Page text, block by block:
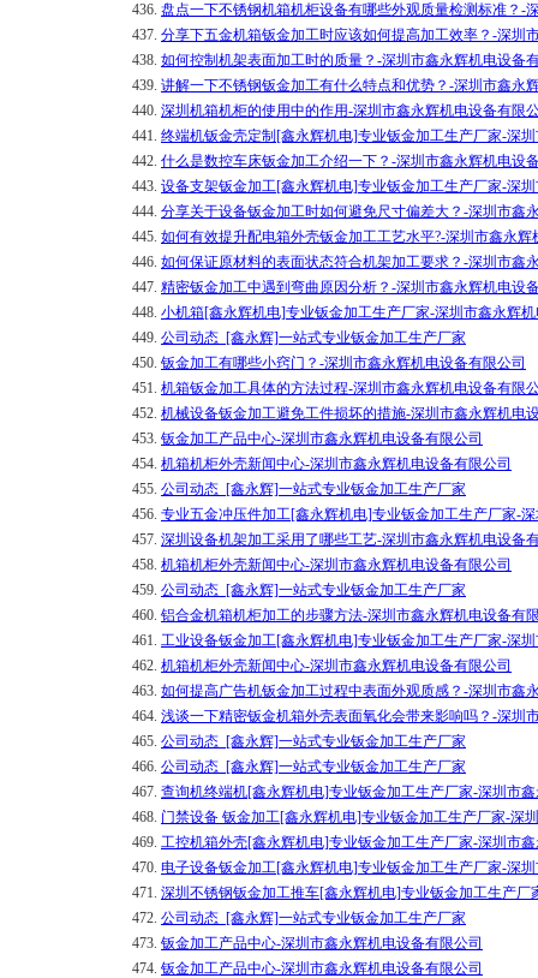
436. 盘点一下不锈钢机箱机柜设备有哪些外观质量检测标准？-
437. 分享下五金机箱钣金加工时应该如何提高加工效率？-深圳
438. 如何控制机架表面加工时的质量？-深圳市鑫永辉机电设备
439. 讲解一下不锈钢钣金加工有什么特点和优势？-深圳市鑫永
440. 深圳机箱机柜的使用中的作用-深圳市鑫永辉机电设备有限
441. 终端机钣金壳定制[鑫永辉机电]专业钣金加工生产厂家-深
442. 什么是数控车床钣金加工介绍一下？-深圳市鑫永辉机电设
443. 设备支架钣金加工[鑫永辉机电]专业钣金加工生产厂家-深
444. 分享关于设备钣金加工时如何避免尺寸偏差大？-深圳市鑫
445. 如何有效提升配电箱外壳钣金加工工艺水平?-深圳市鑫永辉
446. 如何保证原材料的表面状态符合机架加工要求？-深圳市鑫
447. 精密钣金加工中遇到弯曲原因分析？-深圳市鑫永辉机电设
448. 小机箱[鑫永辉机电]专业钣金加工生产厂家-深圳市鑫永辉
449. 公司动态_[鑫永辉]一站式专业钣金加工生产厂家
450. 钣金加工有哪些小窍门？-深圳市鑫永辉机电设备有限公司
451. 机箱钣金加工具体的方法过程-深圳市鑫永辉机电设备有限
452. 机械设备钣金加工避免工件损坏的措施-深圳市鑫永辉机电
453. 钣金加工产品中心-深圳市鑫永辉机电设备有限公司
454. 机箱机柜外壳新闻中心-深圳市鑫永辉机电设备有限公司
455. 公司动态_[鑫永辉]一站式专业钣金加工生产厂家
456. 专业五金冲压件加工[鑫永辉机电]专业钣金加工生产厂家-
457. 深圳设备机架加工采用了哪些工艺-深圳市鑫永辉机电设备
458. 机箱机柜外壳新闻中心-深圳市鑫永辉机电设备有限公司
459. 公司动态_[鑫永辉]一站式专业钣金加工生产厂家
460. 铝合金机箱机柜加工的步骤方法-深圳市鑫永辉机电设备有
461. 工业设备钣金加工[鑫永辉机电]专业钣金加工生产厂家-深
462. 机箱机柜外壳新闻中心-深圳市鑫永辉机电设备有限公司
463. 如何提高广告机钣金加工过程中表面外观质感？-深圳市鑫
464. 浅谈一下精密钣金机箱外壳表面氧化会带来影响吗？-深圳
465. 公司动态_[鑫永辉]一站式专业钣金加工生产厂家
466. 公司动态_[鑫永辉]一站式专业钣金加工生产厂家
467. 查询机终端机[鑫永辉机电]专业钣金加工生产厂家-深圳市
468. 门禁设备 钣金加工[鑫永辉机电]专业钣金加工生产厂家-深
469. 工控机箱外壳[鑫永辉机电]专业钣金加工生产厂家-深圳市
470. 电子设备钣金加工[鑫永辉机电]专业钣金加工生产厂家-深
471. 深圳不锈钢钣金加工推车[鑫永辉机电]专业钣金加工生产厂
472. 公司动态_[鑫永辉]一站式专业钣金加工生产厂家
473. 钣金加工产品中心-深圳市鑫永辉机电设备有限公司
474. 钣金加工产品中心-深圳市鑫永辉机电设备有限公司